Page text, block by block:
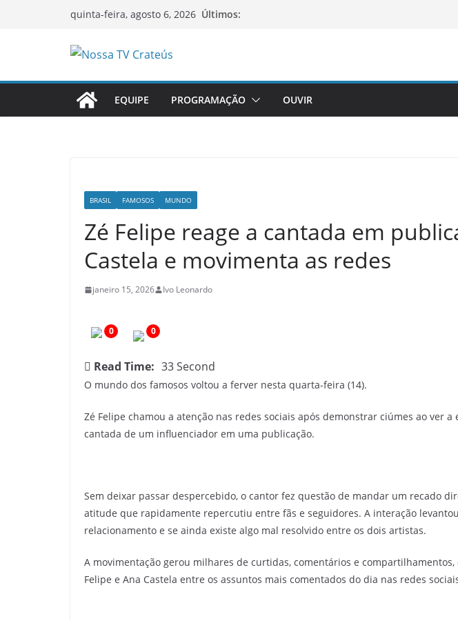
quinta-feira, agosto 6, 2026 Últimos:
p
o
EQUIPE PROGRAMAÇÃO OUVIR
BRASIL FAMOSOS MUNDO
Zé Felipe reage a cantada em
Castela e movimenta as redes
janeiro 15, 2026 Ivo Leonardo
0 0
Read Time: 33 Second
O mundo dos famosos voltou a ferver nesta quarta-feira (14).
Zé Felipe chamou a atenção nas redes sociais após demonstrar ciúmes ao ver a
cantada de um influenciador em uma publicação.
Sem deixar passar despercebido, o cantor fez questão de mandar um recado
atitude que rapidamente repercutiu entre fãs e seguidores. A interação
relacionamento e se ainda existe algo mal resolvido entre os dois artistas.
A movimentação gerou milhares de curtidas, comentários e compartilhamentos,
Felipe e Ana Castela entre os assuntos mais comentados do dia nas redes